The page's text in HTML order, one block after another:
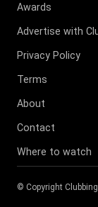
Awards
Advertise with
Privacy Policy
Terms
About
Contact
Where to watch
© Copyright